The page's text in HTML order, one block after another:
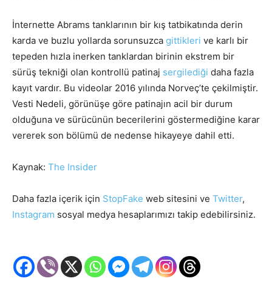
İnternette Abrams tanklarının bir kış tatbikatında derin
karda ve buzlu yollarda sorunsuzca gittikleri ve karlı bir
tepeden hızla inerken tanklardan birinin ekstrem bir
sürüş tekniği olan kontrollü patinaj sergilediği daha fazla
kayıt vardır. Bu videolar 2016 yılında Norveç’te çekilmiştir.
Vesti Nedeli, görünüşe göre patinajın acil bir durum
olduğuna ve sürücünün becerilerini göstermediğine karar
vererek son bölümü de nedense hikayeye dahil etti.
Kaynak: The Insider
Daha fazla içerik için StopFake web sitesini ve Twitter,
Instagram sosyal medya hesaplarımızı takip edebilirsiniz.